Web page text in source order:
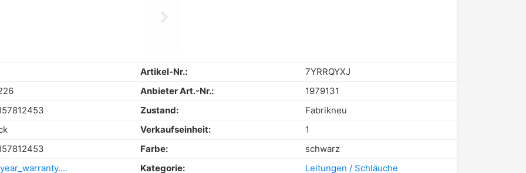
Artikel-Nr.:
7YRRQYXJ
Anbieter Art.-Nr.:
1979131
Zustand:
Fabrikneu
Verkaufseinheit:
1
Farbe:
schwarz
Kategorie: Leitungen / Schläuche